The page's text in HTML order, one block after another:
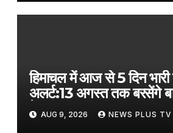
हिमाचल में आज से 5 दिन भारी
अलर्ट:13 अगस्त तक बरसेंगे
में भूस्खलन का खतरा
AUG 9, 2026 NEWS PLUS TV